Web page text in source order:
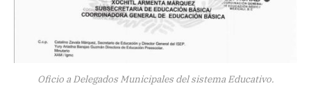
Oficio a Delegados Municipales del sistema Educativo.